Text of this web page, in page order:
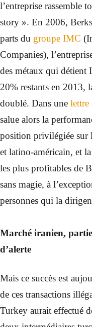
l’entreprise rassemble
story ». En 2006,
parts du groupe IMC
Companies),
des métaux qui détient
20% restants en 2013,
doublé. Dans une lettre
salue alors la
position privilégiée sur
et latino-américain, et
les plus profitables de
sans magie, à
personnes qui la
Marché iranien,
d’alerte
Mais ce succès est
de ces transactions
Turkey aurait effectué